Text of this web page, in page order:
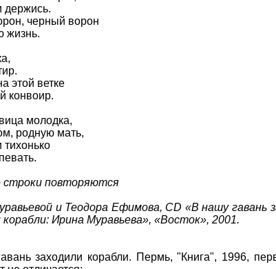
держись.
черный ворон
жизнь.
этой ветке
конвоир.
молодка,
родную мать,
строки повторяются
и Теодора Ефимова, CD «В нашу гавань
Ирина Муравьева», «Восток», 2001.
заходили корабли. Пермь, "Книга", 1996,